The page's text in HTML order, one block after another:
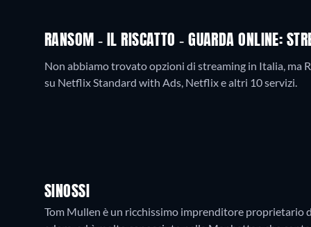
RANSOM - IL RISCATTO - GUARDA ONLINE:
Non abbiamo trovato opzioni di streaming in Italia, ma
su Netflix Standard with Ads, Netflix e altri 10 servizi.
SINOSSI
Tom Mullen è un ricchissimo imprenditore proprietario